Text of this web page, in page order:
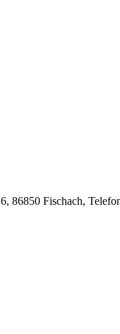
Fischach, Telefon